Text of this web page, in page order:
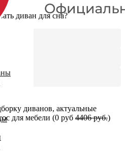
диван для сна?
диванов, актуальные
для мебели (0 руб 4406 руб.)